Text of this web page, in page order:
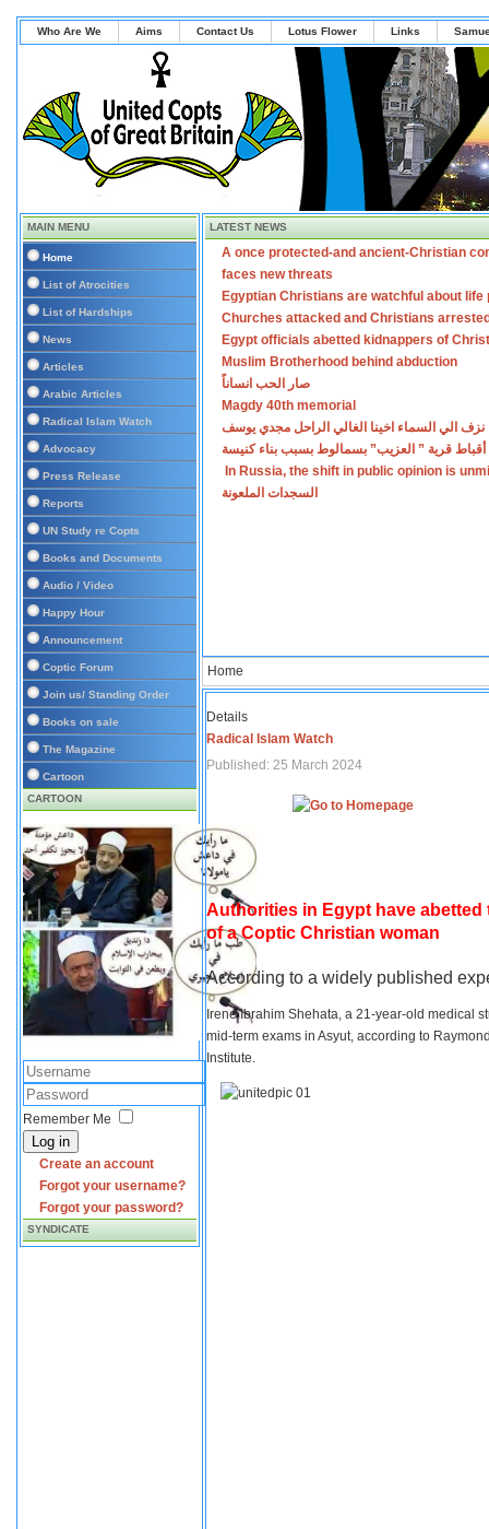
Who Are We Aims Contact Us Lotus Flower Links
MAIN MENU
Home
List of Atrocities
List of Hardships
News
Articles
Arabic Articles
Radical Islam Watch
Advocacy
Press Release
Reports
UN Study re Copts
Books and Documents
Audio / Video
Happy Hour
Announcement
Coptic Forum
Join us/ Standing Order
Books on sale
The Magazine
Cartoon
CARTOON
Remember Me
Log in
Create an account
Forgot your username?
Forgot your password?
SYNDICATE
LATEST NEWS
A once protected-and ancient-Christian
faces new threats
Egyptian Christians are watchful about life
Churches attacked and Christians
Egypt officials abetted kidnappers of
Muslim Brotherhood behind abduction
صار الحب انساناً
Magdy 40th memorial
نزف الي السماء اخينا الغالي الراحل مجدي يوسف
أقباط قرية ” العزيب” بسمالوط بسبب بناء كنيسة
In Russia, the shift in public opinion is
السجدات الملعونة
Home
Details
Radical Islam Watch
Published: 25 March 2024
Authorities in Egypt have
of a Coptic Christian woman
According to a widely published
Irene Ibrahim Shehata, a 21-year-old medical
mid-term exams in Asyut, according to
Institute.